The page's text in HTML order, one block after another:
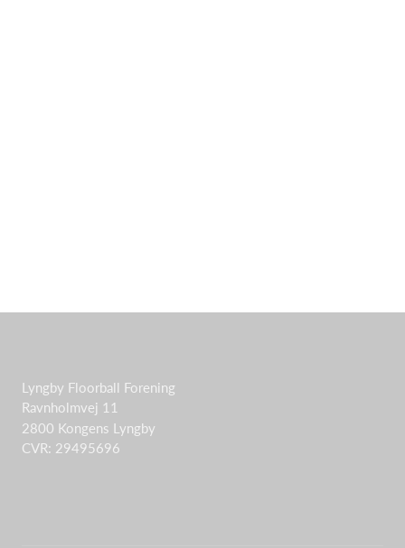
Lyngby Floorball Forening
Ravnholmvej 11
2800 Kongens Lyngby
CVR: 29495696